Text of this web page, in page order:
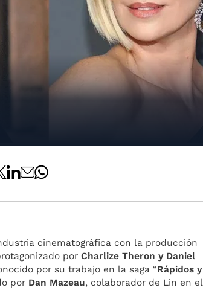
cinematográfica con la producción
porCharlize Theron y Daniel
por su trabajo en la saga “Rápidos y
por Dan Mazeau, colaborador de Lin en el